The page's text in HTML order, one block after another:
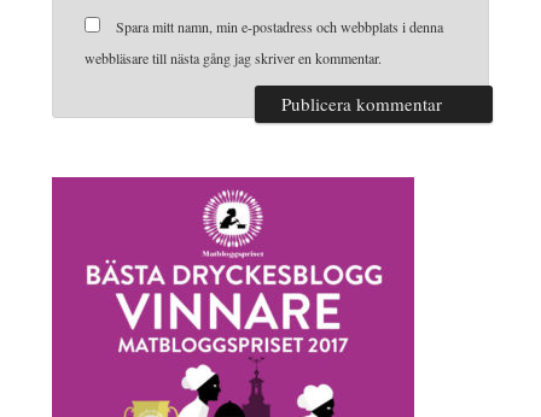
Spara mitt namn, min e-postadress och webbplats i denna
webbläsare till nästa gång jag skriver en kommentar.